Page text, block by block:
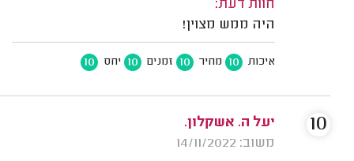
חוות דעת:
היה ממש מצוין!
איכות 10 מחיר 10 זמנים 10 יחס 10
יעל ה. אשקלון.
משוב: 14/11/2022
10